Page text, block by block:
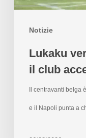
Notizie
Lukaku
il club
Il centravanti belga
e il Napoli punta a